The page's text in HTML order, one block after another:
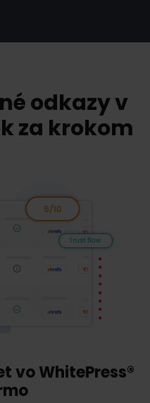
odkazy v
za krokom
vo WhitePress®